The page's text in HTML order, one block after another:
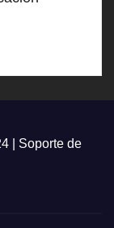
| Soporte de